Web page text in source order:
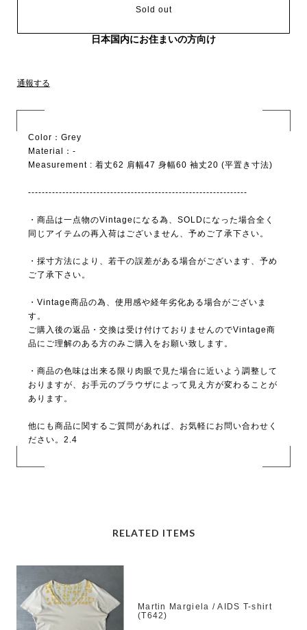
Sold out
日本国内にお住まいの方向け
通報する
Color：Grey
Material：-
Measurement : 着丈62 肩幅47 身幅60 袖丈20 (平置き寸法)
----------------------------------------------------------------
・商品は一点物のVintageになる為、SOLDになった場合全く
同じアイテムの再入荷はございません、予めご了承下さい。
・採寸方法により、若干の誤差がある場合がございます、予め
ご了承下さい。
・Vintage商品の為、使用感や経年劣化ある場合がございま
す。
ご購入後の返品・交換は受け付けておりませんのでVintage商
品にご理解のある方のみご購入をお願い致します。
・商品の色味は出来る限り肉眼で見た場合に近いよう調整して
おりますが、お手元のブラウザによって見え方が変わることが
あります。
他にも商品に関するご質問があれば、お気軽にお問い合わせく
ださい。2.4
RELATED ITEMS
Martin Margiela / AIDS T-shirt
(T642)